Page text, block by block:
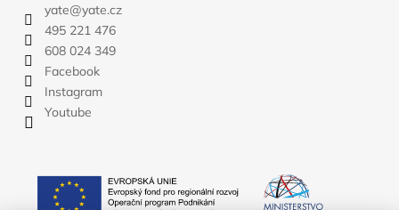
yate@yate.cz
495 221 476
608 024 349
Facebook
Instagram
Youtube